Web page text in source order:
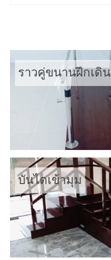
ราวคู่ขนานฝึกเดิน
บันไดเข้ามุม